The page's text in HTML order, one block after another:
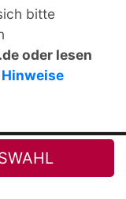
bitte
oder lesen